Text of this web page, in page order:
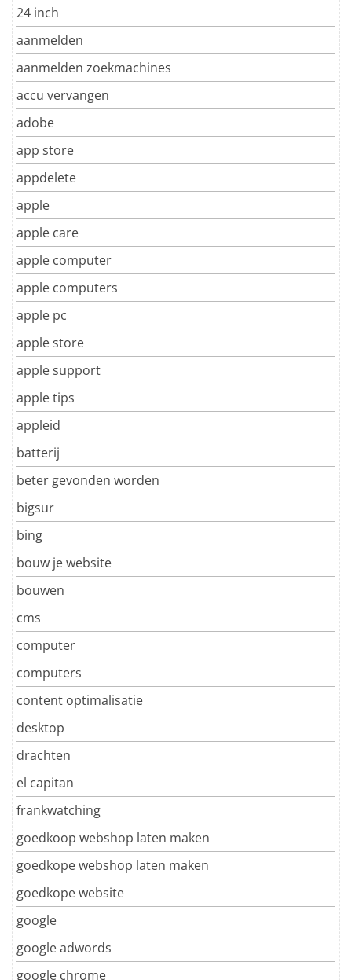
24 inch
aanmelden
aanmelden zoekmachines
accu vervangen
adobe
app store
appdelete
apple
apple care
apple computer
apple computers
apple pc
apple store
apple support
apple tips
appleid
batterij
beter gevonden worden
bigsur
bing
bouw je website
bouwen
cms
computer
computers
content optimalisatie
desktop
drachten
el capitan
frankwatching
goedkoop webshop laten maken
goedkope webshop laten maken
goedkope website
google
google adwords
google chrome